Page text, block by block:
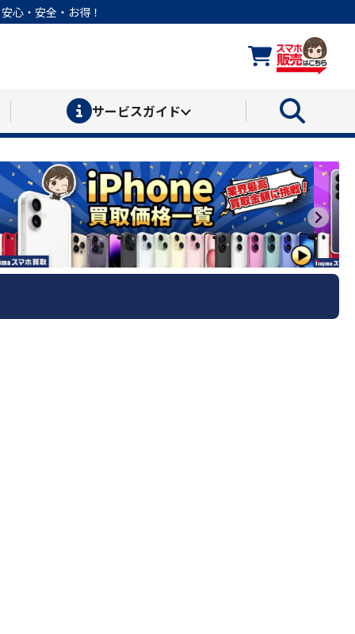
心・安全・お得！
サービスガイド